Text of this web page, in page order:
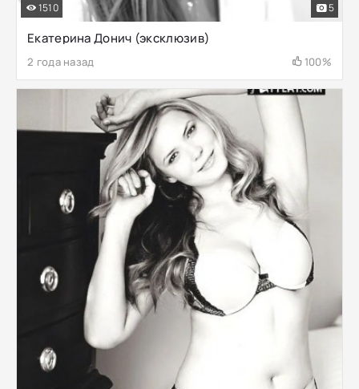
Екатерина Донич (эксклюзив)
2 года назад 100%
1510 5